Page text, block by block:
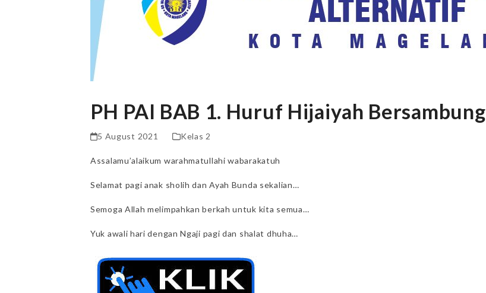
PH PAI BAB 1. Huruf Hijaiyah Bersambung
5 August 2021 Kelas 2
Assalamu’alaikum warahmatullahi wabarakatuh
Selamat pagi anak sholih dan Ayah Bunda sekalian…
Semoga Allah melimpahkan berkah untuk kita semua…
Yuk awali hari dengan Ngaji pagi dan shalat dhuha…